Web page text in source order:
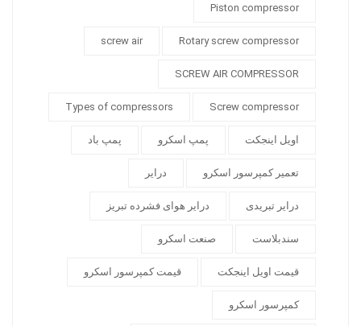
Piston compressor
Rotary screw compressor
screw air
SCREW AIR COMPRESSOR
Screw compressor
Types of compressors
اویل اینجکت پمپ اسکرو پمپ باد
تعمیر کمپرسور اسکرو درایر
درایر تبریدی درایر هوای فشرده تبریز
سندبلاست صنعت اسکرو
قیمت اویل اینجکت قیمت کمپرسور اسکرو
کمپرسور اسکرو